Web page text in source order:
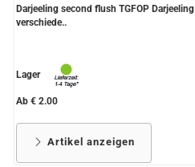
Darjeeling second flush TGFOP
verschiede..
Lager
Ab € 2.00
Artikel anzeigen